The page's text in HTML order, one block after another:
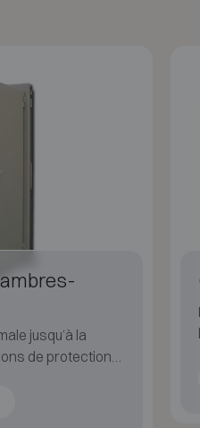
jusqu’à la
de protection